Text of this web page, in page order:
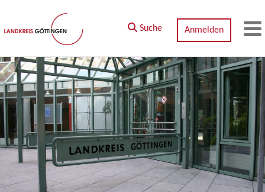
Zum Hauptinhalt springen
Suche Anmelden